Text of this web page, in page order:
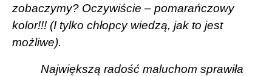
zobaczymy? Oczywiście – pomarańczowy
kolor!!! (I tylko chłopcy wiedzą, jak to jest
możliwe).
Największą radość maluchom sprawiła